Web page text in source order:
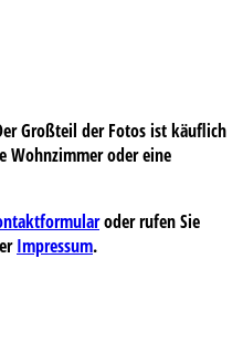
Großteil der Fotos ist käuflich
Wohnzimmer oder eine
oder rufen Sie
Impressum.